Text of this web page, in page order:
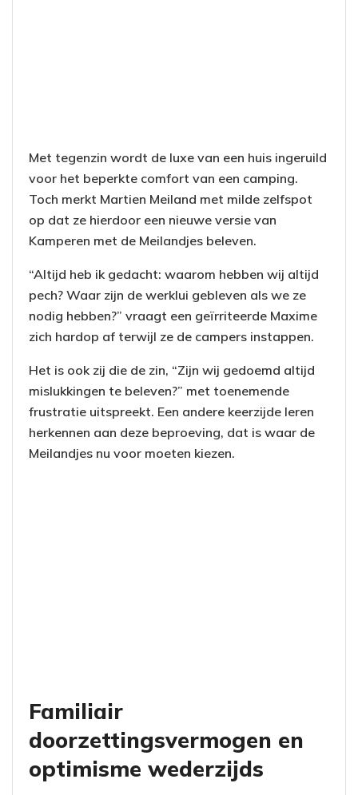
Met tegenzin wordt de luxe van een huis ingeruild
voor het beperkte comfort van een camping.
Toch merkt Martien Meiland met milde zelfspot
op dat ze hierdoor een nieuwe versie van
Kamperen met de Meilandjes beleven.
“Altijd heb ik gedacht: waarom hebben wij altijd
pech? Waar zijn de werklui gebleven als we ze
nodig hebben?” vraagt een geïrriteerde Maxime
zich hardop af terwijl ze de campers instappen.
Het is ook zij die de zin, “Zijn wij gedoemd altijd
mislukkingen te beleven?” met toenemende
frustratie uitspreekt. Een andere keerzijde leren
herkennen aan deze beproeving, dat is waar de
Meilandjes nu voor moeten kiezen.
Familiair
doorzettingsvermogen en
optimisme wederzijds